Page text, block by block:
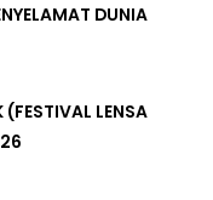
DUNIA
LENSA